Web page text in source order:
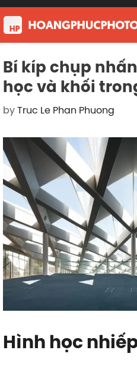
Skip
to
content
Bí kíp chụp
học và khối
byTruc Le Phan Phuong
Hình học